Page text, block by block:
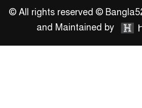
উঠান বৈঠক
© All rights reserved ©
and Maintained by